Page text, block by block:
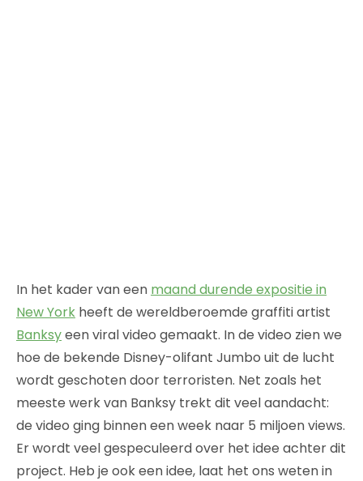
In het kader van een maand durende expositie in
New York heeft de wereldberoemde graffiti artist
Banksyeen viral video gemaakt. In de video zien we
hoe de bekende Disney-olifant Jumbo uit de lucht
wordt geschoten door terroristen. Net zoals het
meeste werk van Banksy trekt dit veel aandacht:
de video ging binnen een week naar 5 miljoen views.
Er wordt veel gespeculeerd over het idee achter dit
project. Heb je ook een idee, laat het ons weten in